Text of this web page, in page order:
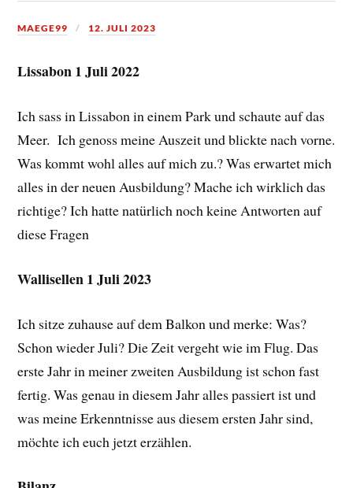
MAEGE99 12. JULI 2023
Lissabon 1 Juli 2022
Ich sass in Lissabon in einem Park und schaute auf das
Meer. Ich genoss meine Auszeit und blickte nach vorne.
Was kommt wohl alles auf mich zu.? Was erwartet mich
alles in der neuen Ausbildung? Mache ich wirklich das
richtige? Ich hatte natürlich noch keine Antworten auf
diese Fragen
Wallisellen 1 Juli 2023
Ich sitze zuhause auf dem Balkon und merke: Was?
Schon wieder Juli? Die Zeit vergeht wie im Flug. Das
erste Jahr in meiner zweiten Ausbildung ist schon fast
fertig. Was genau in diesem Jahr alles passiert ist und
was meine Erkenntnisse aus diesem ersten Jahr sind,
möchte ich euch jetzt erzählen.